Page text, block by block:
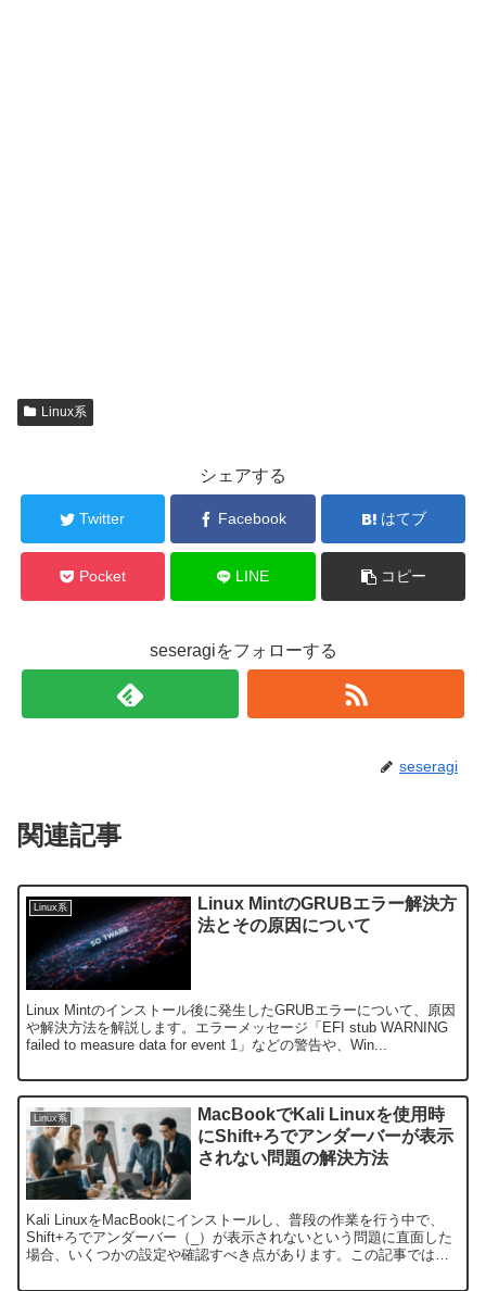
Linux系
シェアする
Twitter Facebook はてブ
Pocket LINE コピー
seseragiをフォローする
seseragi
関連記事
Linux系
Linux MintのGRUBエラー解決方
法とその原因について
Linux Mintのインストール後に発生したGRUBエラーについて、原因
や解決方法を解説します。エラーメッセージ「EFI stub WARNING
failed to measure data for event 1」などの警告や、Win...
Linux系
MacBookでKali Linuxを使用時
にShift+ろでアンダーバーが表示
されない問題の解決方法
Kali LinuxをMacBookにインストールし、普段の作業を行う中で、
Shift+ろでアンダーバー（_）が表示されないという問題に直面した
場合、いくつかの設定や確認すべき点があります。この記事では、